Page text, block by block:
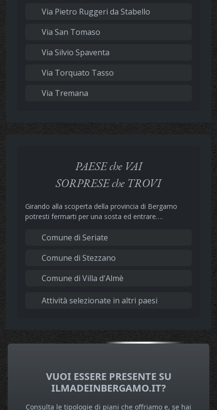
Via Pietro Ruggeri da Stabello
Via San Tomaso
Via Silvio Spaventa
Via Torquato Tasso
Via Tremana
PAESE che VAI
SORPRESE che TROVI
Girando alla scoperta della provincia di Bergamo
potresti fermarti per una sosta ed entrare….
Comune di Seriate
Comune di Stezzano
Comune di Villa d'Almè
Attività selezionate in altri paesi
VUOI ESSERE PRESENTE SU
ILMADEINBERGAMO.IT?
Consulta le tipologie di piani che offriamo e, se hai